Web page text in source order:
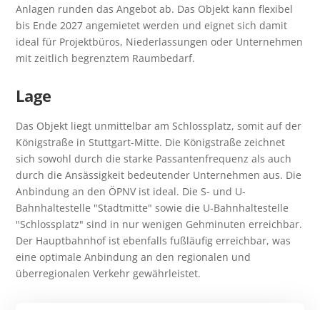
Anlagen runden das Angebot ab. Das Objekt kann flexibel
bis Ende 2027 angemietet werden und eignet sich damit
ideal für Projektbüros, Niederlassungen oder Unternehmen
mit zeitlich begrenztem Raumbedarf.
Lage
Das Objekt liegt unmittelbar am Schlossplatz, somit auf der
Königstraße in Stuttgart-Mitte. Die Königstraße zeichnet
sich sowohl durch die starke Passantenfrequenz als auch
durch die Ansässigkeit bedeutender Unternehmen aus. Die
Anbindung an den ÖPNV ist ideal. Die S- und U-
Bahnhaltestelle "Stadtmitte" sowie die U-Bahnhaltestelle
"Schlossplatz" sind in nur wenigen Gehminuten erreichbar.
Der Hauptbahnhof ist ebenfalls fußläufig erreichbar, was
eine optimale Anbindung an den regionalen und
überregionalen Verkehr gewährleistet.